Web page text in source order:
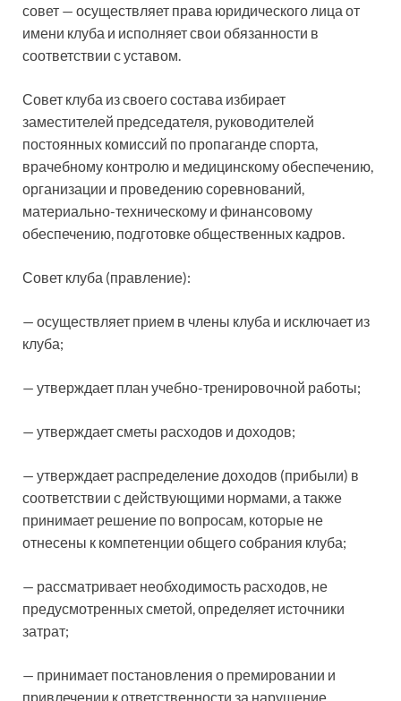
совет — осуществляет права юридического лица от
имени клуба и исполняет свои обязанности в
соответствии с уставом.
Совет клуба из своего состава избирает
заместителей председателя, руководителей
постоянных комиссий по пропаганде спорта,
врачебному контролю и медицинскому обеспечению,
организации и проведению соревнований,
материально-техническому и финансовому
обеспечению, подготовке общественных кадров.
Совет клуба (правление):
— осуществляет прием в члены клуба и исключает из
клуба;
— утверждает план учебно-тренировочной работы;
— утверждает сметы расходов и доходов;
— утверждает распределение доходов (прибыли) в
соответствии с действующими нормами, а также
принимает решение по вопросам, которые не
отнесены к компетенции общего собрания клуба;
— рассматривает необходимость расходов, не
предусмотренных сметой, определяет источники
затрат;
— принимает постановления о премировании и
привлечении к ответственности за нарушение